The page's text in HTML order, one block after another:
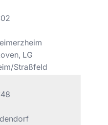
LG
Straßfeld